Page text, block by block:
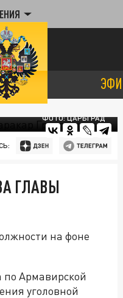
ФОТО: ЦАРЬГРАД
ГЛАВЫ
на фоне
по Армавирской
уголовной